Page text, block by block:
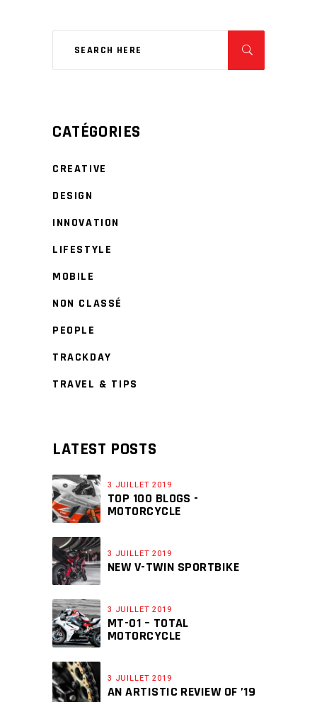
CATÉGORIES
CREATIVE
DESIGN
INNOVATION
LIFESTYLE
MOBILE
NON CLASSÉ
PEOPLE
TRACKDAY
TRAVEL & TIPS
LATEST POSTS
3 JUILLET 2019
TOP 100 BLOGS -
MOTORCYCLE
3 JUILLET 2019
NEW V-TWIN SPORTBIKE
3 JUILLET 2019
MT-01 – TOTAL
MOTORCYCLE
3 JUILLET 2019
AN ARTISTIC REVIEW OF ’19